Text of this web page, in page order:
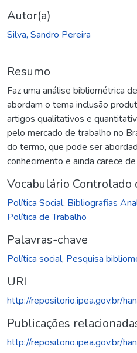
Autor(a)
Silva, Sandro Pereira
Resumo
Faz uma análise bibliométrica
abordam o tema inclusão
artigos qualitativos e
pelo mercado de trabalho no
do termo, que pode ser
conhecimento e ainda carece
Vocabulário Controlado
Política Social, Bibliografias
Política de Trabalho
Palavras-chave
Política social, Pesquisa
URI
http://repositorio.ipea.gov.br/
Publicações
http://repositorio.ipea.gov.br/